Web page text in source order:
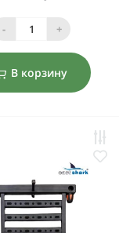
- +
В корзину